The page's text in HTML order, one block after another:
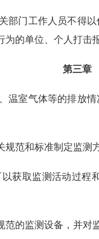
门工作人员不得
的单位、个人打击
第三章
室气体等的排放
范和标准制定监测
获取监测活动过
的监测设备，并对